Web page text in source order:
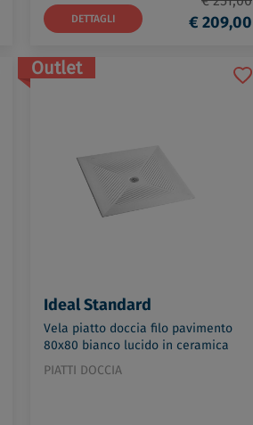
DETTAGLI € 209,00
Outlet
Ideal Standard
Vela piatto doccia filo pavimento
80x80 bianco lucido in ceramica
codice prod: J254000
PIATTI DOCCIA